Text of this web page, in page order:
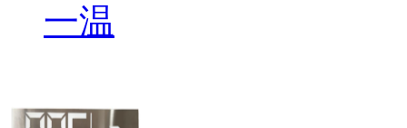
一温